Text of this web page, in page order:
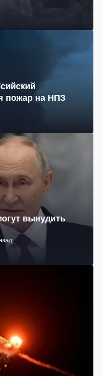
пожар на НПЗ
вынудить